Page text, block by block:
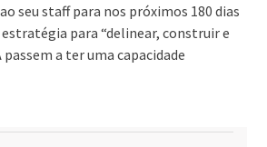
seu staff para nos próximos 180 dias
para “delinear, construir e
a ter uma capacidade